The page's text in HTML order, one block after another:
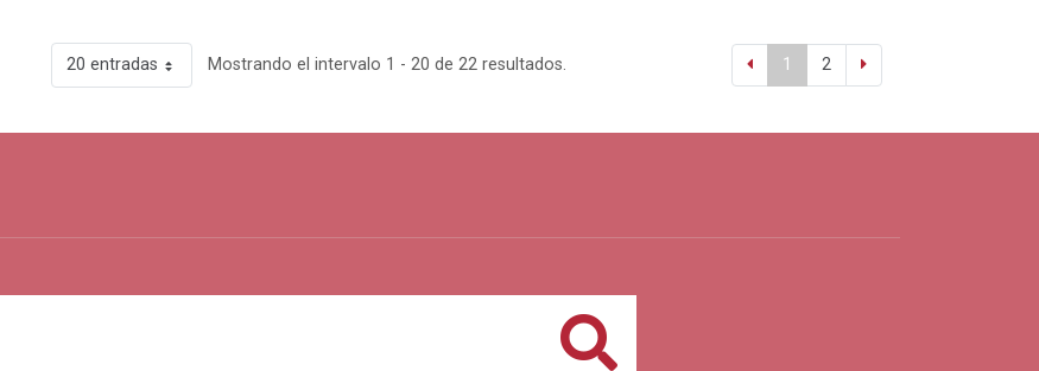
20 entradas Mostrando el intervalo 1 - 20 de 22 resultados. 1 2
Buscar